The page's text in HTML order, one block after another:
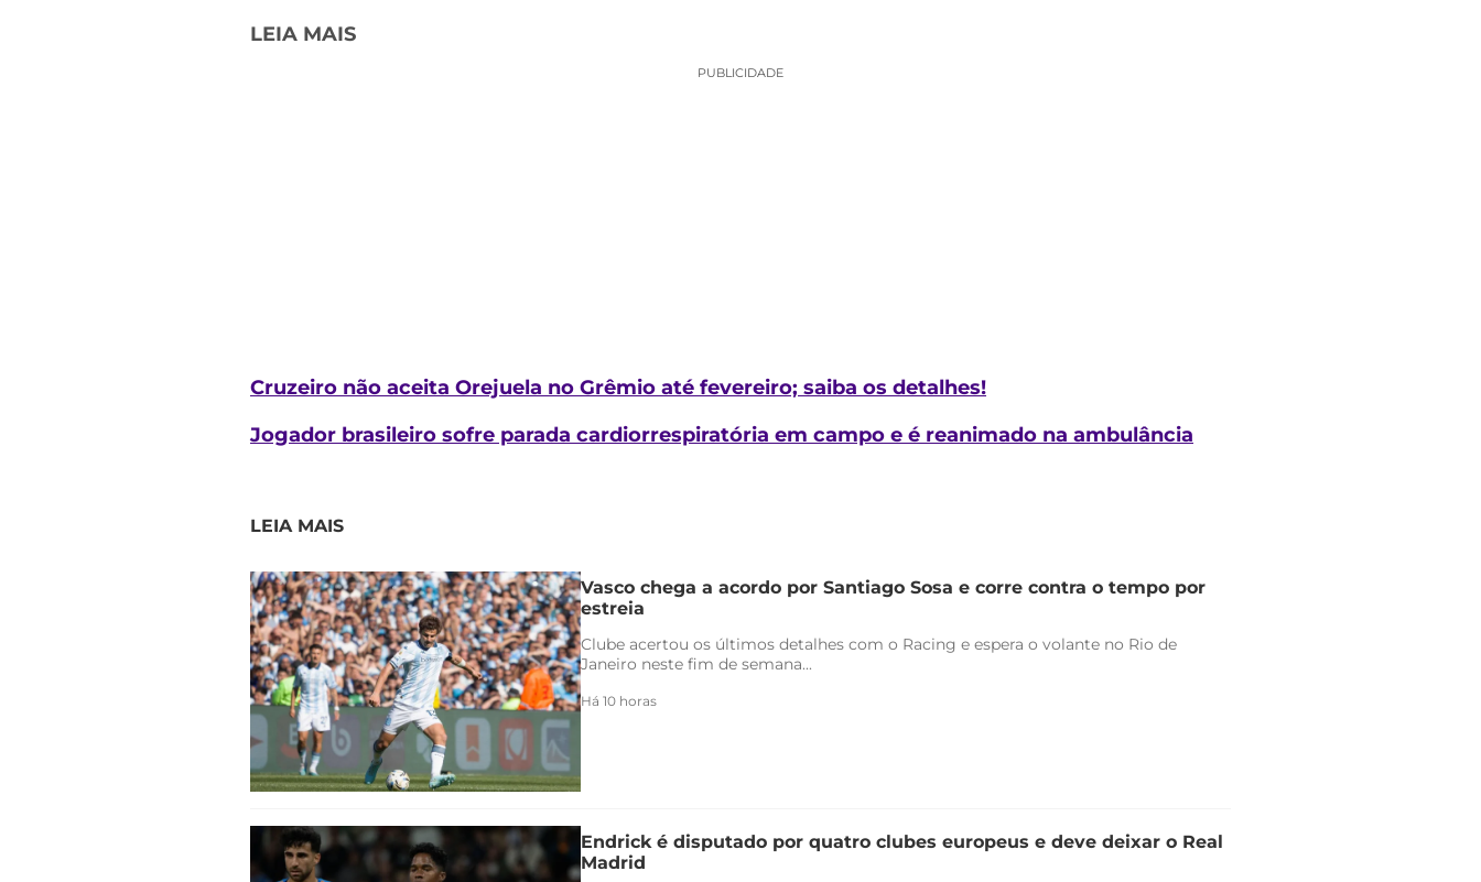
LEIA MAIS
PUBLICIDADE
Cruzeiro não aceita Orejuela no Grêmio até fevereiro; saiba os detalhes!
Jogador brasileiro sofre parada cardiorrespiratória em campo e é reanimado na ambulância
LEIA MAIS
Vasco chega a acordo por Santiago Sosa e corre contra o tempo por
estreia
Clube acertou os últimos detalhes com o Racing e espera o volante no Rio de
Janeiro neste fim de semana...
Há 10 horas
Endrick é disputado por quatro clubes europeus e deve deixar o Real
Madrid